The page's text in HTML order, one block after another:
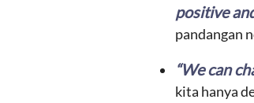
positive
pandangan
“We can
kita hanya